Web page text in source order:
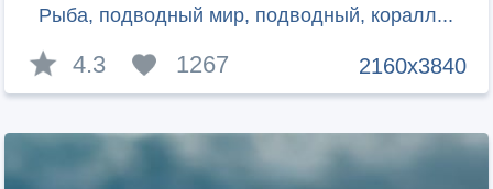
Рыба, подводный мир, подводный, коралл...
2160x3840
4.3 1267